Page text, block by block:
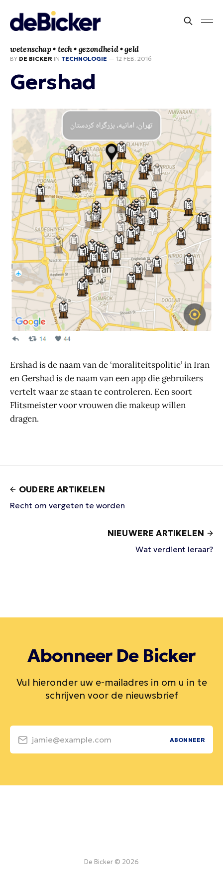
wetenschap • tech • gezondheid • geld
BY DE BICKER IN TECHNOLOGIE — 12 FEB. 2016
Gershad
Ershad is de naam van de ‘moraliteitspolitie’ in Iran
en Gershad is de naam van een app die gebruikers
vertelt waar ze staan te controleren. Een soort
Flitsmeister voor vrouwen die makeup willen
dragen.
OUDERE ARTIKELEN
Recht om vergeten te worden
NIEUWERE ARTIKELEN
Wat verdient leraar?
Abonneer De Bicker
Vul hieronder uw e-mailadres in om u in te
schrijven voor de nieuwsbrief
jamie@example.com ABONNEER
De Bicker © 2026